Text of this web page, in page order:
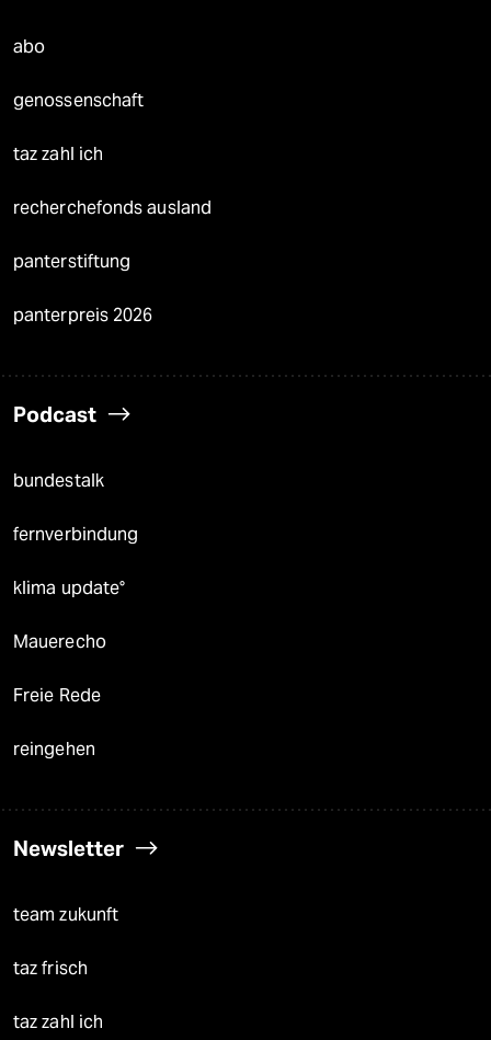
abo
genossenschaft
taz zahl ich
recherchefonds ausland
panterstiftung
panterpreis 2026
Podcast
bundestalk
fernverbindung
klima update°
Mauerecho
Freie Rede
reingehen
Newsletter
team zukunft
taz frisch
taz zahl ich